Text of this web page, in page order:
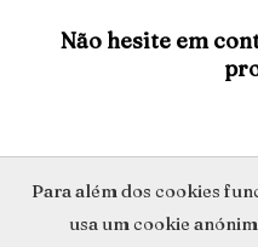
c
e
o
o
k
Não hesite em
Política de Privacidade
Para além dos cookies
usa um cookie